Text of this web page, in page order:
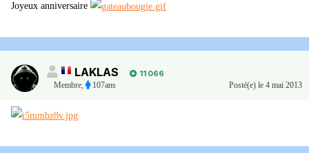
Joyeux anniversaire
LAKLAS
11 066
Membre, 107ans Posté(e) le 4 mai 2013